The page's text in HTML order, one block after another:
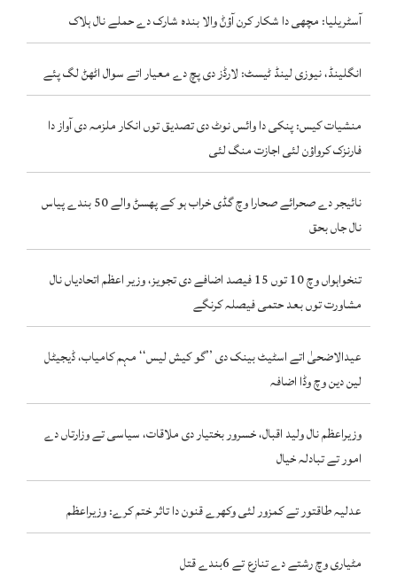
آسٹریلیا: مچھی دا شکار کرن آؤݨ والا بندہ شارک دے حملے نال ہلاک
انگلینڈ، نیوزی لینڈ ٹیسٹ: لارڈز دی پچ دے معیار اتے سوال اٹھݨ لگ پئے
منشیات کیس: پنکی دا وائس نوٹ دی تصدیق توں انکار ملزمہ دی آواز دا
فارنزک کرواؤن لئی اجازت منگ لئی
نائیجر دے صحرائے صحارا وچ گڈی خراب ہو کے پھسݨ والے 50 بندے پیاس
نال جاں بحق
تنخواہواں وچ 10 توں 15 فیصد اضافے دی تجویز، وزیر اعظم اتحادیاں نال
مشاورت توں بعد حتمی فیصلہ کرنگے
عیدالاضحیٰ اتے اسٹیٹ بینک دی ’’گو کیش لیس‘‘ مہم کامیاب، ڈیجیٹل
لین دین وچ وڈا اضافہ
وزیراعظم نال ولید اقبال، خسرور بختیار دی ملاقات، سیاسی تے وزارتاں دے
امور تے تبادلہ خیال
عدلیہ طاقتور تے کمزور لئی وکھرے قنون دا تاثر ختم کرے: وزیراعظم
مٹیاری وچ رشتے دے تنازع تے 6بندے قتل